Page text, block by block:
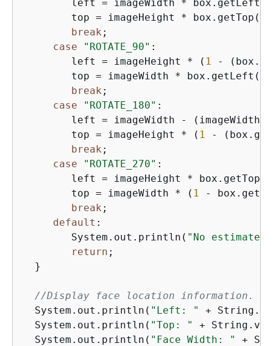
left = imageWidth *
        top = imageHeight * box.getTop();
break ;
case
"ROTATE_90" :
        left = imageHeight * (
1
-
        top = imageWidth * box.getLeft();
break ;
case
"ROTATE_180" :
left = imageWidth - (imageWidth
        top = imageHeight * (
1
-
break ;
case
"ROTATE_270" :
left = imageHeight *
        top = imageWidth * (
1
-
break ;
default :
        System.out.println(
"No
return ;
  }
//Display face location information.
  System.out.println(
"Left: "
+
  System.out.println(
"Top: "
+
  System.out.println(
"Face Width: "
+